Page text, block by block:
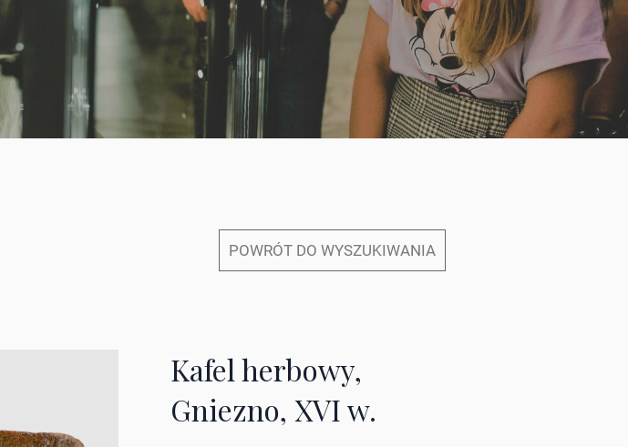
POWRÓT DO WYSZUKIWANIA
Kafel herbowy,
Gniezno, XVI w.